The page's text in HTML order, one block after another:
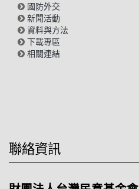
國防外交
新聞活動
資料與方法
下載專區
相關連結
聯絡資訊